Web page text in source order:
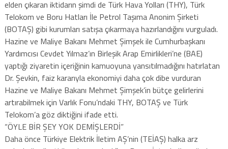
elden çıkaran iktidarın şimdi de Türk Hava Yolları (THY), Türk
Telokom ve Boru Hatları İle Petrol Taşıma Anonim Şirketi
(BOTAŞ) gibi kurumları satışa çıkarmaya hazırlandığını vurguladı.
Hazine ve Maliye Bakanı Mehmet Şimşek ile Cumhurbaşkanı
Yardımcısı Cevdet Yılmaz’ın Birleşik Arap Emirlikleri’ne (BAE)
yaptığı ziyaretin içeriğinin kamuoyuna yansıtılmadığını hatırlatan
Dr. Şevkin, faiz kararıyla ekonomiyi daha çok dibe vurduran
Hazine ve Maliye Bakanı Mehmet Şimşek’in bütçe gelirlerini
artırabilmek için Varlık Fonu’ndaki THY, BOTAŞ ve Türk
Telokom’a göz diktiğini ifade etti.
“ÖYLE BİR ŞEY YOK DEMİŞLERDİ”
Daha önce Türkiye Elektrik İletim AŞ’nin (TEİAŞ) halka arz